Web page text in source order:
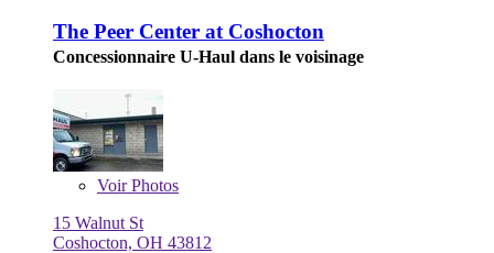
The Peer Center at Coshocton
Concessionnaire U-Haul dans le voisinage
VoirPhotos
15 Walnut St
Coshocton, OH 43812